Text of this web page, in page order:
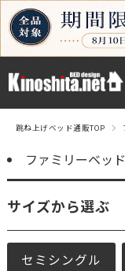
跳ね上げベッド通販TOP
ファミリーベッ
サイズから選ぶ
セミシングル